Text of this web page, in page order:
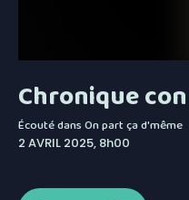
Chronique
Écouté dansOn part ça d'même
2 AVRIL 2025, 8h00